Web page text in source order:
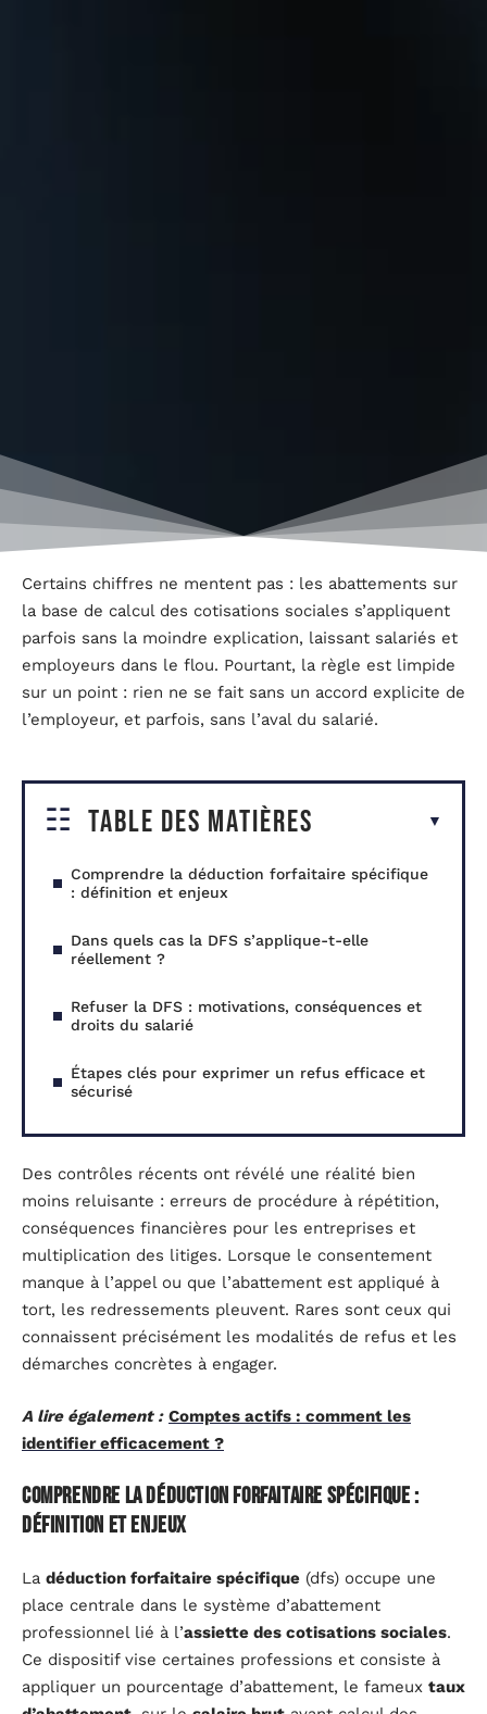
Certains chiffres ne mentent pas : les abattements sur
la base de calcul des cotisations sociales s’appliquent
parfois sans la moindre explication, laissant salariés et
employeurs dans le flou. Pourtant, la règle est limpide
sur un point : rien ne se fait sans un accord explicite de
l’employeur, et parfois, sans l’aval du salarié.
Table des matières
Comprendre la déduction forfaitaire spécifique
: définition et enjeux
Dans quels cas la DFS s’applique-t-elle
réellement ?
Refuser la DFS : motivations, conséquences et
droits du salarié
Étapes clés pour exprimer un refus efficace et
sécurisé
Des contrôles récents ont révélé une réalité bien
moins reluisante : erreurs de procédure à répétition,
conséquences financières pour les entreprises et
multiplication des litiges. Lorsque le consentement
manque à l’appel ou que l’abattement est appliqué à
tort, les redressements pleuvent. Rares sont ceux qui
connaissent précisément les modalités de refus et les
démarches concrètes à engager.
A lire également : Comptes actifs : comment les
identifier efficacement ?
Comprendre la déduction forfaitaire spécifique :
définition et enjeux
La déduction forfaitaire spécifique (dfs) occupe une
place centrale dans le système d’abattement
professionnel lié à l’assiette des cotisations sociales.
Ce dispositif vise certaines professions et consiste à
appliquer un pourcentage d’abattement, le fameux taux